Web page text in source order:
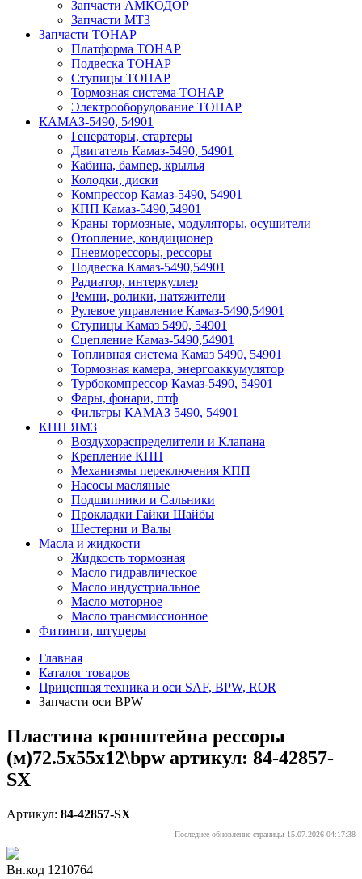
Запчасти АМКОДОР
Запчасти МТЗ
Запчасти ТОНАР
Платформа ТОНАР
Подвеска ТОНАР
Ступицы ТОНАР
Тормозная система ТОНАР
Электрооборудование ТОНАР
КАМАЗ-5490, 54901
Генераторы, стартеры
Двигатель Камаз-5490, 54901
Кабина, бампер, крылья
Колодки, диски
Компрессор Камаз-5490, 54901
КПП Камаз-5490,54901
Краны тормозные, модуляторы, осушители
Отопление, кондиционер
Пневморессоры, рессоры
Подвеска Камаз-5490,54901
Радиатор, интеркуллер
Ремни, ролики, натяжители
Рулевое управление Камаз-5490,54901
Ступицы Камаз 5490, 54901
Сцепление Камаз-5490,54901
Топливная система Камаз 5490, 54901
Тормозная камера, энергоаккумулятор
Турбокомпрессор Камаз-5490, 54901
Фары, фонари, птф
Фильтры КАМАЗ 5490, 54901
КПП ЯМЗ
Воздухораспределители и Клапана
Крепление КПП
Механизмы переключения КПП
Насосы масляные
Подшипники и Сальники
Прокладки Гайки Шайбы
Шестерни и Валы
Масла и жидкости
Жидкость тормозная
Масло гидравлическое
Масло индустриальное
Масло моторное
Масло трансмиссионное
Фитинги, штуцеры
Главная
Каталог товаров
Прицепная техника и оси SAF, BPW, ROR
Запчасти оси BPW
Пластина кронштейна рессоры
(м)72.5x55x12\bpw артикул: 84-42857-
SX
Артикул: 84-42857-SX
Последнее обновление страницы 15.07.2026 04:17:38
Вн.код 1210764